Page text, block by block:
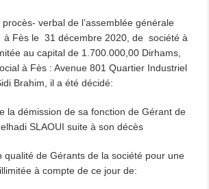
verbal de l’assemblée générale
à Fès le 31 décembre 2020, de société à
au capital de 1.700.000,00 Dirhams,
à Fès : Avenue 801 Quartier Industriel
Brahim, il a été décidé:
la démission de sa fonction de Gérant de
SLAOUI suite à son décès
qualité de Gérants de la société pour une
à compte de ce jour de: